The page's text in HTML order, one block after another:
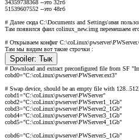
34359738368 --это 32гб
51539607552 --это 48гб
# Далее сюда C:\Documents and Settings\имя
Там появился фаил colinux_new.img перемешаем
# Открываем конфиг
Там мы видим вот такие строчки :
Spoiler: Тык
# Download and extract preconfigured file from SF
cobd0="C:\coLinux\pwserver\PWServer.ext3"
# Swap device, should be an empty file with
cobd1="C:\coLinux\pwserver\PWServer"
cobd2="C:\coLinux\pwserver\PWServer1_1Gb"
cobd3="C:\coLinux\pwserver\PWServer2_1Gb"
cobd4="C:\coLinux\pwserver\PWServer3_1Gb"
cobd5="C:\coLinux\pwserver\PWServer4_1Gb"
cobd6="C:\coLinux\pwserver\PWServer5_1Gb"